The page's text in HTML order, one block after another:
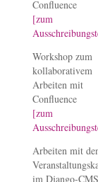
Confluence
[zum
Tipps & Tricks
Workshop zum
kollaborativem
Arbeiten mit
Confluence
[zum
Tipps & Tricks
Arbeiten mit
im Django-CMS
Ein weiterer
Die
Bitte stellen Sie
entsprechende